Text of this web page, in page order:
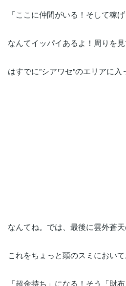
「ここに仲間がいる！そして稼
なんてイッパイあるよ！周りを
はすでに”シアワセ”のエリアに入
なんてね。では、最後に雲外蒼天
これをちょっと頭のスミにおい
「超金持ち」になる！そう「財